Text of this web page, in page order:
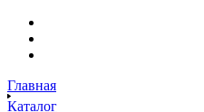
Главная
Каталог